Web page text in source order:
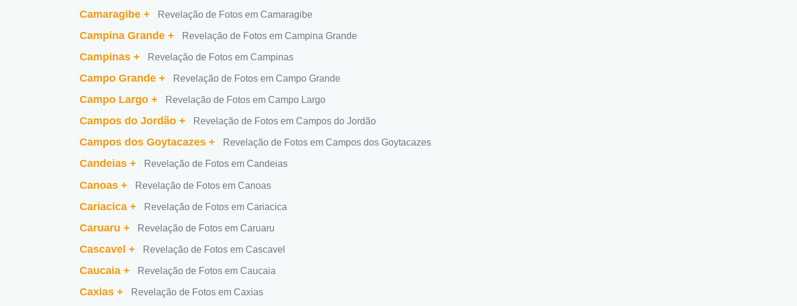
Camaragibe + Revelação de Fotos em Camaragibe
Campina Grande + Revelação de Fotos em Campina Grande
Campinas + Revelação de Fotos em Campinas
Campo Grande + Revelação de Fotos em Campo Grande
Campo Largo + Revelação de Fotos em Campo Largo
Campos do Jordão + Revelação de Fotos em Campos do Jordão
Campos dos Goytacazes + Revelação de Fotos em Campos dos Goytacazes
Candeias + Revelação de Fotos em Candeias
Canoas + Revelação de Fotos em Canoas
Cariacica + Revelação de Fotos em Cariacica
Caruaru + Revelação de Fotos em Caruaru
Cascavel + Revelação de Fotos em Cascavel
Caucaia + Revelação de Fotos em Caucaia
Caxias + Revelação de Fotos em Caxias